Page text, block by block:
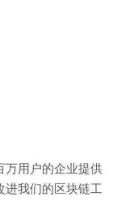
万用户的企业提供
进我们的区块链工